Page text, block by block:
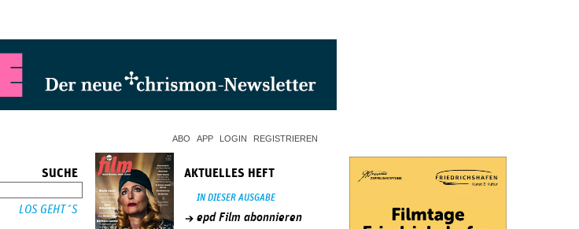
ABO APP LOGIN REGISTRIEREN
SUCHE AKTUELLES HEFT
IN DIESER AUSGABE
epd Film abonnieren